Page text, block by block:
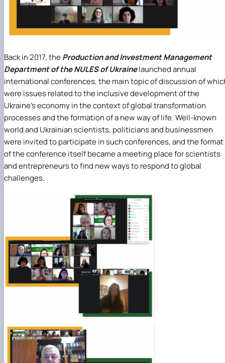
Back in 2017, theProduction and Investment Management
Department of the NULES of Ukrainelaunched annual
international conferences, the main topic of discussion of
were issues related to the inclusive development of the
Ukraine’s economy in the context of global transformation
processes and the formation of a new way of life. Well-known
world and Ukrainian scientists, politicians and businessmen
were invited to participate in such conferences, and the format
of the conference itself became a meeting place for scientists
and entrepreneurs to find new ways to respond to global
challenges.